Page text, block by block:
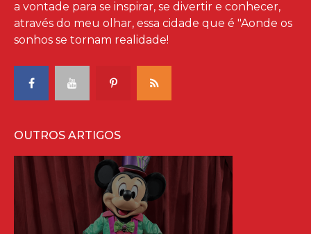
a vontade para se inspirar, se divertir e conhecer,
através do meu olhar, essa cidade que é "Aonde os
sonhos se tornam realidade!
OUTROS ARTIGOS